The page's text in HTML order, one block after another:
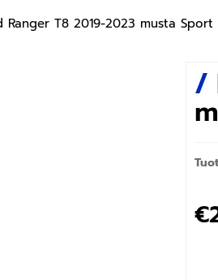
Ranger T8 2019-2023 musta
/
€